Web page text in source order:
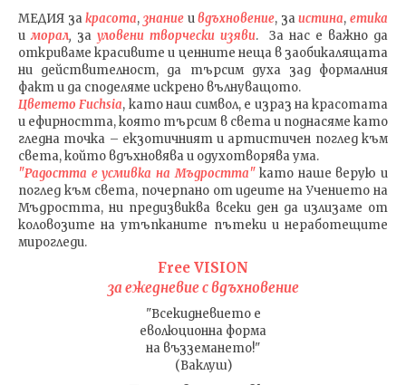
МЕДИЯ закрасота, знаниеивдъхновение, заистина, етика
иморал, за уловени творчески изяви. За нас е важно да
откриваме красивите и ценните неща в заобикалящата
ни действителност, да търсим духа зад формалния
факт и да споделяме искрено вълнуващото.
Цветето Fuchsia, като наш символ, е израз на красотата
и ефирността, която търсим в света и поднасяме като
гледна точка – екзотичният и артистичен поглед към
света, който вдъхновява и одухотворява ума.
"Радостта е усмивка на Мъдростта"като наше верую и
поглед към света, почерпано от идеите на Учението на
Мъдростта, ни предизвиква всеки ден да излизаме от
коловозите на утъпканите пътеки и неработещите
мирогледи.
Free VISION
за ежедневие с вдъхновение
"Всекидневието е
еволюционна форма
на възземането!"
(Ваклуш)